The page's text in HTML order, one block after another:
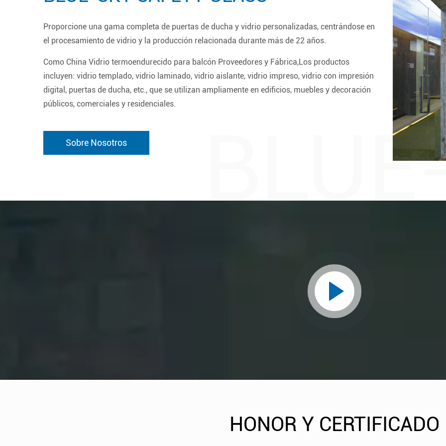
Proporcione una gama completa de puertas de ducha y vidrio personalizadas, centrándose en
el procesamiento de vidrio y la producción relacionada durante más de 22 años.
Como China Vidrio termoendurecido para balcón Proveedores y Fábrica,Los productos
incluyen: vidrio templado, vidrio laminado, vidrio aislante, vidrio impreso, vidrio con impresión
digital, puertas de ducha, etc., que se utilizan ampliamente en edificios, muebles y decoración
públicos, comerciales y residenciales.
Sobre Nosotros
HONOR Y CERTIFICADO